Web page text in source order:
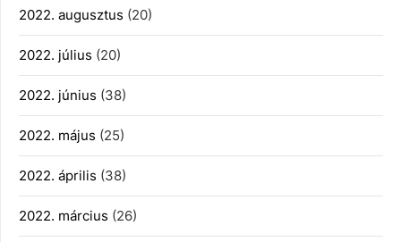
2022. augusztus (20)
2022. július (20)
2022. június (38)
2022. május (25)
2022. április (38)
2022. március (26)